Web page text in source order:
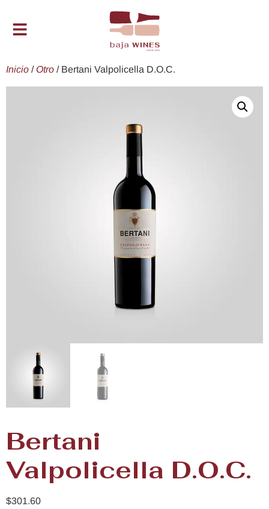
Inicio / Otro / Bertani Valpolicella D.O.C.
Bertani
Valpolicella D.O.C.
$301.60